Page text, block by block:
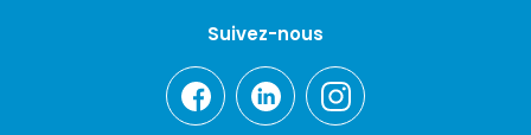
Suivez-nous